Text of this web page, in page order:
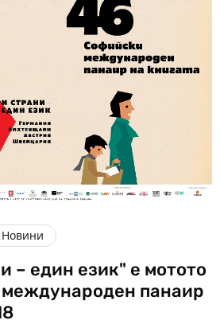
Новини
– един език" е мотото
панаир